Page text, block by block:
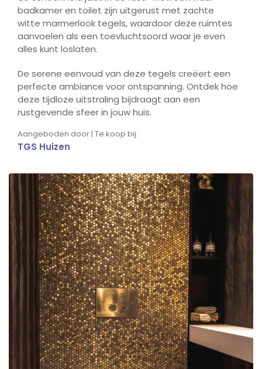
badkamer en toilet zijn uitgerust met zachte
witte marmerlook tegels, waardoor deze ruimtes
aanvoelen als een toevluchtsoord waar je even
alles kunt loslaten.
De serene eenvoud van deze tegels creëert een
perfecte ambiance voor ontspanning. Ontdek hoe
deze tijdloze uitstraling bijdraagt aan een
rustgevende sfeer in jouw huis.
Aangeboden door | Te koop bij:
TGS Huizen